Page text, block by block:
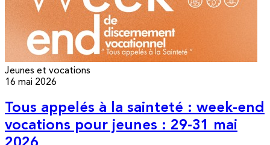
Jeunes et vocations
16 mai 2026
Tous appelés à la sainteté : week-end
vocations pour jeunes : 29-31 mai